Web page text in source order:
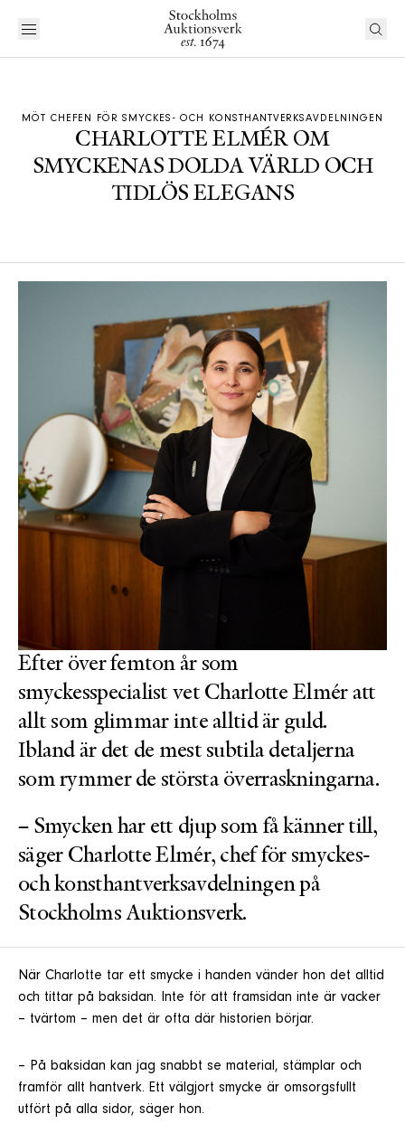
MÖT CHEFEN FÖR SMYCKES- OCH KONSTHANTVERKSAVDELNINGEN
CHARLOTTE ELMÉR OM
SMYCKENAS DOLDA VÄRLD OCH
TIDLÖS ELEGANS
Efter över femton år som
smyckesspecialist vet Charlotte Elmér att
allt som glimmar inte alltid är guld.
Ibland är det de mest subtila detaljerna
som rymmer de största överraskningarna.
– Smycken har ett djup som få känner till,
säger Charlotte Elmér, chef för smyckes-
och konsthantverksavdelningen på
Stockholms Auktionsverk.
När Charlotte tar ett smycke i handen vänder hon det alltid
och tittar på baksidan. Inte för att framsidan inte är vacker
– tvärtom – men det är ofta där historien börjar.
– På baksidan kan jag snabbt se material, stämplar och
framför allt hantverk. Ett välgjort smycke är omsorgsfullt
utfört på alla sidor, säger hon.